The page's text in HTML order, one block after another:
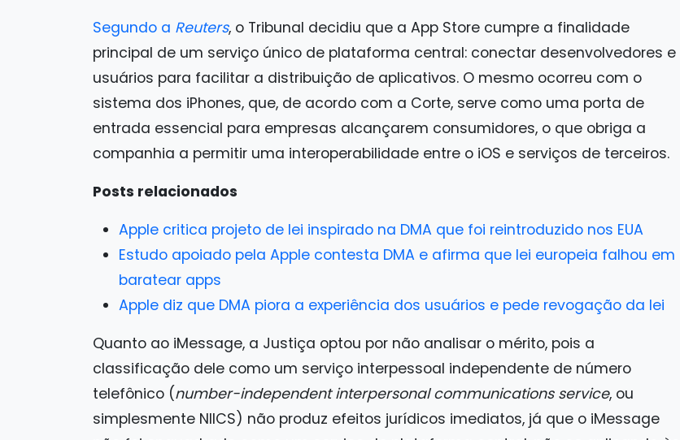
Segundo a Reuters, o Tribunal decidiu que a App Store cumpre a finalidade
principal de um serviço único de plataforma central: conectar desenvolvedores e
usuários para facilitar a distribuição de aplicativos. O mesmo ocorreu com o
sistema dos iPhones, que, de acordo com a Corte, serve como uma porta de
entrada essencial para empresas alcançarem consumidores, o que obriga a
companhia a permitir uma interoperabilidade entre o iOS e serviços de terceiros.
Posts relacionados
Apple critica projeto de lei inspirado na DMA que foi reintroduzido nos EUA
Estudo apoiado pela Apple contesta DMA e afirma que lei europeia falhou em
baratear apps
Apple diz que DMA piora a experiência dos usuários e pede revogação da lei
Quanto ao iMessage, a Justiça optou por não analisar o mérito, pois a
classificação dele como um serviço interpessoal independente de número
telefônico (number-independent interpersonal communications service, ou
simplesmente NIICS) não produz efeitos jurídicos imediatos, já que o iMessage